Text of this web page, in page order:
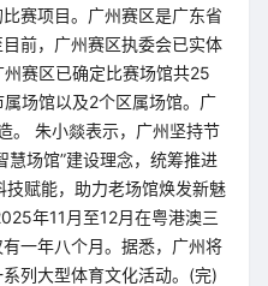
赛项目。广州赛区是广东省
前，广州赛区执委会已实体
赛区已确定比赛场馆共25
场馆以及2个区属场馆。广
。 朱小燚表示，广州坚持节
慧场馆”建设理念，统筹推进
赋能，助力老场馆焕发新魅
年11月至12月在粤港澳三
一年八个月。据悉，广州将
列大型体育文化活动。(完)